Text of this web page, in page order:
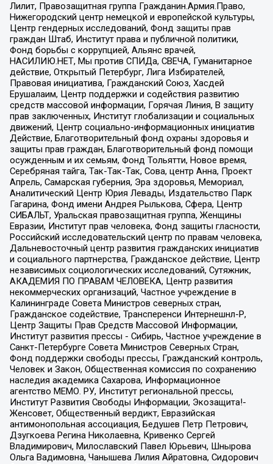
Лилит, Правозащитная группа Гражданин.Армия.Право,
Нижегородский центр немецкой и европейской культуры,
Центр гендерных исследований, Фонд защиты прав
граждан Штаб, Институт права и публичной политики,
Фонд борьбы с коррупцией, Альянс врачей,
НАСИЛИЮ.НЕТ, Мы против СПИДа, СВЕЧА, Гуманитарное
действие, Открытый Петербург, Лига Избирателей,
Правовая инициатива, Гражданский Союз, Хасдей
Ерушалаим, Центр поддержки и содействия развитию
средств массовой информации, Горячая Линия, В защиту
прав заключенных, Институт глобализации и социальных
движений, Центр социально-информационных инициатив
Действие, Благотворительный фонд охраны здоровья и
защиты прав граждан, Благотворительный фонд помощи
осужденным и их семьям, Фонд Тольятти, Новое время,
Серебряная тайга, Так-Так-Так, Сова, центр Анна, Проект
Апрель, Самарская губерния, Эра здоровья, Мемориал,
Аналитический Центр Юрия Левады, Издательство Парк
Гагарина, Фонд имени Андрея Рылькова, Сфера, Центр
СИБАЛЬТ, Уральская правозащитная группа, Женщины
Евразии, Институт прав человека, Фонд защиты гласности,
Российский исследовательский центр по правам человека,
Дальневосточный центр развития гражданских инициатив
и социального партнерства, Гражданское действие, Центр
независимых социологических исследований, Сутяжник,
АКАДЕМИЯ ПО ПРАВАМ ЧЕЛОВЕКА, Центр развития
некоммерческих организаций, Частное учреждение в
Калининграде Совета Министров северных стран,
Гражданское содействие, Трансперенси Интернешнл-Р,
Центр Защиты Прав Средств Массовой Информации,
Институт развития прессы - Сибирь, Частное учреждение в
Санкт-Петербурге Совета Министров Северных Стран,
Фонд поддержки свободы прессы, Гражданский контроль,
Человек и Закон, Общественная комиссия по сохранению
наследия академика Сахарова, Информационное
агентство МЕМО. РУ, Институт региональной прессы,
Институт Развития Свободы Информации, Экозащита!-
Женсовет, Общественный вердикт, Евразийская
антимонопольная ассоциация, Бедушев Петр Петрович,
Дзугкоева Регина Николаевна, Кривенко Сергей
Владимирович, Милославский Павел Юрьевич, Шнырова
Ольга Вадимовна, Чанышева Лилия Айратовна, Сидорович